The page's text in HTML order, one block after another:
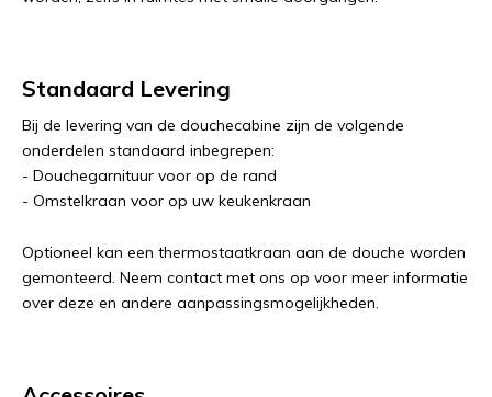
Standaard Levering
Bij de levering van de douchecabine zijn de volgende
onderdelen standaard inbegrepen:
- Douchegarnituur voor op de rand
- Omstelkraan voor op uw keukenkraan
Optioneel kan een thermostaatkraan aan de douche worden
gemonteerd. Neem contact met ons op voor meer informatie
over deze en andere aanpassingsmogelijkheden.